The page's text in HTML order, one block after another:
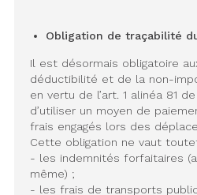
Obligation de traçabilité
Il est désormais obligatoire
déductibilité et de la non-
en vertu de l’art. 1 alinéa 81
d’utiliser un moyen de
frais engagés lors des
Cette obligation ne vaut
- les indemnités forfaitaires
même) ;
- les frais de transports